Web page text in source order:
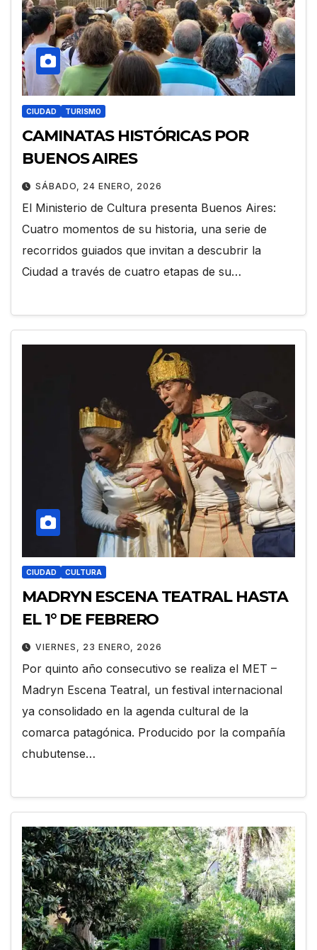
CIUDAD TURISMO
CAMINATAS HISTÓRICAS POR
BUENOS AIRES
SÁBADO, 24 ENERO, 2026
El Ministerio de Cultura presenta Buenos Aires:
Cuatro momentos de su historia, una serie de
recorridos guiados que invitan a descubrir la
Ciudad a través de cuatro etapas de su…
CIUDAD CULTURA
MADRYN ESCENA TEATRAL HASTA
EL 1° DE FEBRERO
VIERNES, 23 ENERO, 2026
Por quinto año consecutivo se realiza el MET –
Madryn Escena Teatral, un festival internacional
ya consolidado en la agenda cultural de la
comarca patagónica. Producido por la compañía
chubutense…